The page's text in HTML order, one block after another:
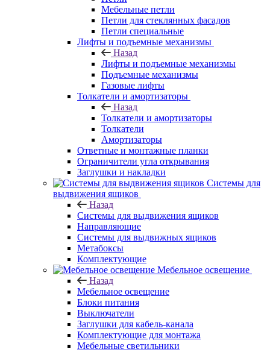
Мебельные петли
Петли для стеклянных фасадов
Петли специальные
Лифты и подъемные механизмы
Назад
Лифты и подъемные механизмы
Подъемные механизмы
Газовые лифты
Толкатели и амортизаторы
Назад
Толкатели и амортизаторы
Толкатели
Амортизаторы
Ответные и монтажные планки
Ограничители угла открывания
Заглушки и накладки
Системы для
выдвижения ящиков
Назад
Системы для выдвижения ящиков
Направляющие
Системы для выдвижных ящиков
Метабоксы
Комплектующие
Мебельное освещение
Назад
Мебельное освещение
Блоки питания
Выключатели
Заглушки для кабель-канала
Комплектующие для монтажа
Мебельные светильники